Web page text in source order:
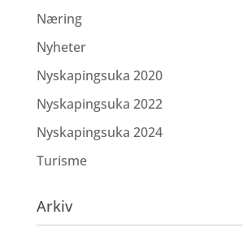
Næring
Nyheter
Nyskapingsuka 2020
Nyskapingsuka 2022
Nyskapingsuka 2024
Turisme
Arkiv